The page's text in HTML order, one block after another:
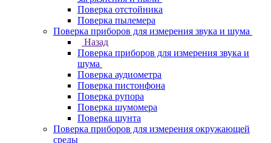
Поверка отстойника
Поверка пылемера
Поверка приборов для измерения звука и шума
Назад
Поверка приборов для измерения звука и
шума
Поверка аудиометра
Поверка пистонфона
Поверка рупора
Поверка шумомера
Поверка шунта
Поверка приборов для измерения окружающей
среды